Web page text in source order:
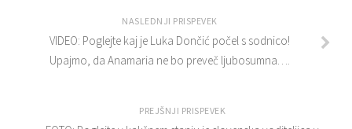
NASLEDNJI PRISPEVEK
VIDEO: Poglejte kaj je Luka Dončić počel s sodnico!
Upajmo, da Anamaria ne bo preveč ljubosumna….
PREJŠNJI PRISPEVEK